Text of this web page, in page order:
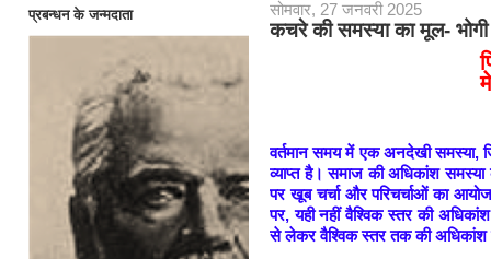
प्रबन्धन के जन्मदाता सोमवार, 27 जनवरी 2025
कचरे की समस्या का मूल- भोगी
मेड़ता
वर्तमान समय में एक अनदेखी समस्या,
व्याप्त है। समाज की अधिकांश
पर खूब चर्चा और परिचर्चाओं का
पर, यही नहीं वैश्विक स्तर की
से लेकर वैश्विक स्तर तक की अधिकांश